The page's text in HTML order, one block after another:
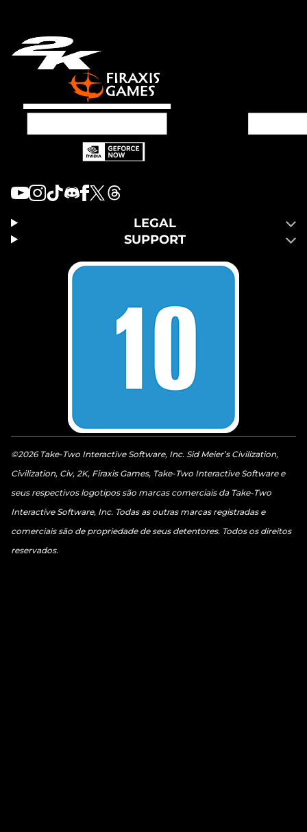
LEGAL
SUPPORT
©2026 Take-Two Interactive Software, Inc. Sid Meier’s Civilization,
Civilization, Civ, 2K, Firaxis Games, Take-Two Interactive Software e
seus respectivos logotipos são marcas comerciais da Take-Two
Interactive Software, Inc. Todas as outras marcas registradas e
comerciais são de propriedade de seus detentores. Todos os direitos
reservados.